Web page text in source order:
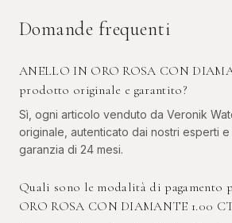
Domande frequenti
ANELLO IN ORO ROSA CON
prodotto originale e garantito?
Sì, ogni articolo venduto da Veronik
originale, autenticato dai nostri esperti
garanzia di 24 mesi.
Quali sono le modalità di pagamento
ORO ROSA CON DIAMANTE 1.00